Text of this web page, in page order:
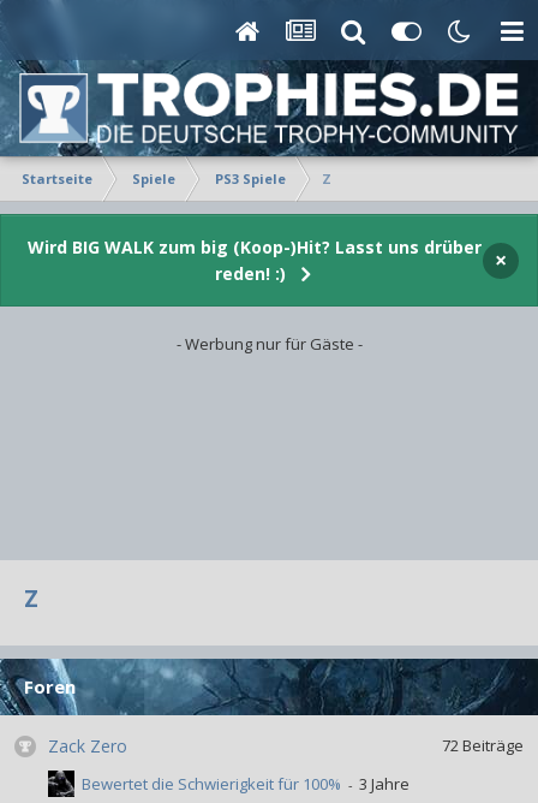
Startseite Spiele PS3 Spiele Z
Wird BIG WALK zum big (Koop-)Hit? Lasst uns drüber
reden! :)
×
- Werbung nur für Gäste -
Z
Foren
Zack Zero 72Beiträge
Bewertet die Schwierigkeit für 100%